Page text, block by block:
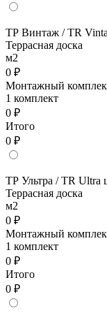
ТР Винтаж / TR
Террасная доска
м2
0 ₽
Монтажный
1 комплект
0 ₽
Итого
0 ₽
ТР Ультра / TR Ultra
Террасная доска
м2
0 ₽
Монтажный
1 комплект
0 ₽
Итого
0 ₽